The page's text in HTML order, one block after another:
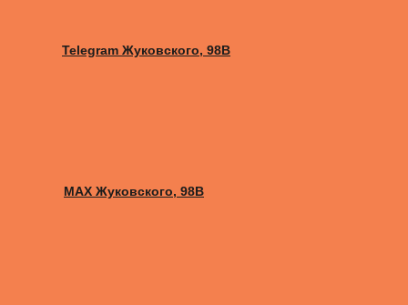
Telegram Жуковского, 98B
MAX Жуковского, 98B